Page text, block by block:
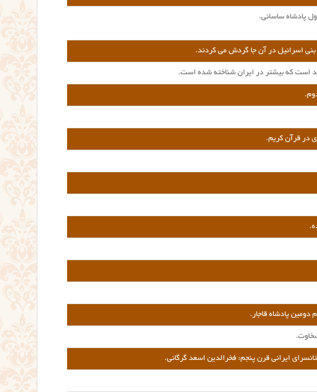
پادشاه ساسانی.
اسرائیل در آن جا گردش می کردند.
است که بیشتر در ایران شناخته شده است.
ای در قرآن کریم.
دومین پادشاه قاجار.
ایرانی قرن پنجم: فخرالدین اسعد گرگانی.